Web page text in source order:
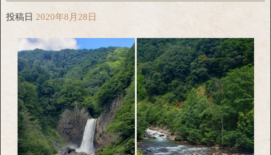
投稿日 2020年8月28日